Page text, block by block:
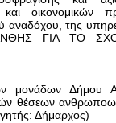
οικονομικών
αναδόχου, της
ΓΙΑ ΤΟ
μονάδων
θέσεων
Δήμαρχος)